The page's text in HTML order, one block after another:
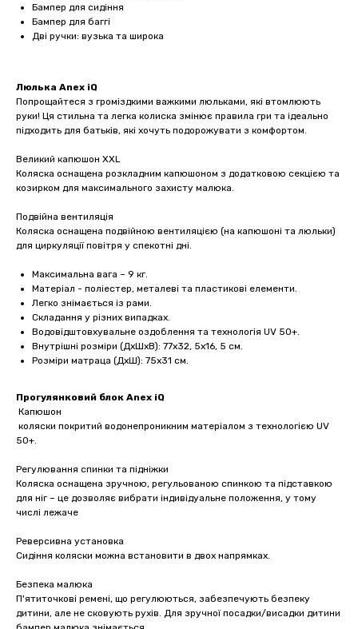
Бампер для сидіння
Бампер для баггі
Дві ручки: вузька та широка
Люлька Anex iQ
Попрощайтеся з громіздкими важкими люльками, які втомлюють
руки! Ця стильна та легка колиска змінює правила гри та ідеально
підходить для батьків, які хочуть подорожувати з комфортом.
Великий капюшон XXL
Коляска оснащена розкладним капюшоном з додатковою секцією та
козирком для максимального захисту малюка.
Подвійна вентиляція
Коляска оснащена подвійною вентиляцією (на капюшоні та люльки)
для циркуляції повітря у спекотні дні.
Максимальна вага – 9 кг.
Матеріал - поліестер, металеві та пластикові елементи.
Легко знімається із рами.
Складання у різних випадках.
Водовідштовхувальне оздоблення та технологія UV 50+.
Внутрішні розміри (ДхШхВ): 77х32, 5х16, 5 см.
Розміри матраца (ДхШ): 75х31 см.
Прогулянковий блок Anex iQ
Капюшон
коляски покритий водонепроникним матеріалом з технологією UV
50+.
Регулювання спинки та підніжки
Коляска оснащена зручною, регульованою спинкою та підставкою
для ніг – це дозволяє вибрати індивідуальне положення, у тому
числі лежаче
Реверсивна установка
Сидіння коляски можна встановити в двох напрямках.
Безпека малюка
П'ятиточкові ремені, що регулюються, забезпечують безпеку
дитини, але не сковують рухів. Для зручної посадки/висадки дитини